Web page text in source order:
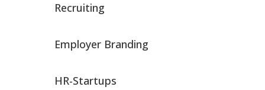
Recruiting
Employer Branding
HR-Startups